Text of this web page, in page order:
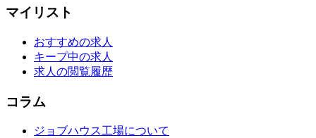
マイリスト
おすすめの求人
キープ中の求人
求人の閲覧履歴
コラム
ジョブハウス工場について